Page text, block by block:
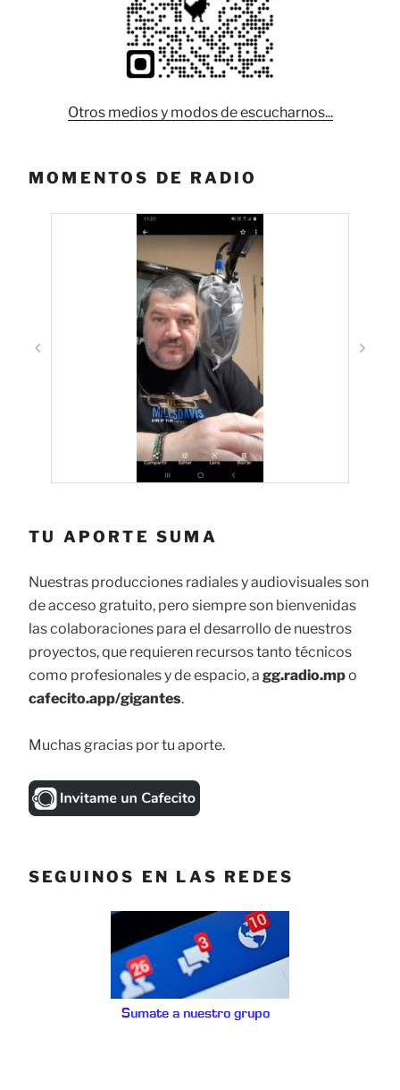
Otros medios y modos de escucharnos...
MOMENTOS DE RADIO
TU APORTE SUMA
Nuestras producciones radiales y audiovisuales son
de acceso gratuito, pero siempre son bienvenidas
las colaboraciones para el desarrollo de nuestros
proyectos, que requieren recursos tanto técnicos
como profesionales y de espacio, a gg.radio.mpo
cafecito.app/gigantes.
Muchas gracias por tu aporte.
SEGUINOS EN LAS REDES